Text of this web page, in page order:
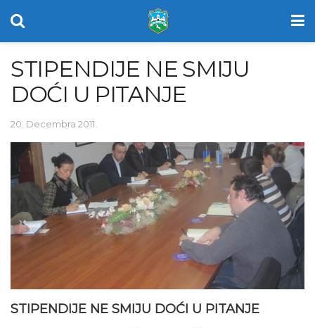
STIPENDIJE NE SMIJU
DOĆI U PITANJE
20. Decembra 2011.
STIPENDIJE NE SMIJU DOĆI U PITANJE